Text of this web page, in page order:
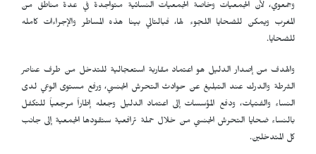
وجمعوي، لأن الجمعيات وخاصة الجمعيات النسائية متواجدة في عدة مناطق من
المغرب ويمكن للضحايا اللجوء لها، فبالتالي بينا هذه المساطر والإجراءات كامله
للضحايا.
والهدف من إصدار الدليل هو اعتماد مقاربة استعجالية للتدخل من طرف عناصر
الشرطة والدرك عند التبليغ عن حوادث التحرش الجنسي، ورفع مستوى الوعي لدى
النساء والفتيات، ودفع المؤسسات إلى اعتماد الدليل وجعله إطاراً مرجعياً للتكفل
بالنساء ضحايا التحرش الجنسي من خلال حملة ترافعية ستقودها الجمعية إلى جانب
كل المتدخلين.